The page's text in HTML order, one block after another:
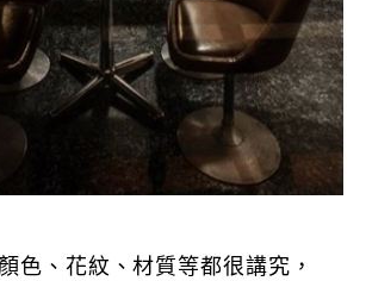
色、花紋、材質等都很講究，